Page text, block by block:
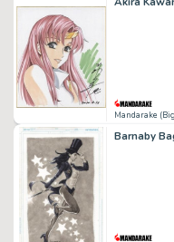
Mandarake